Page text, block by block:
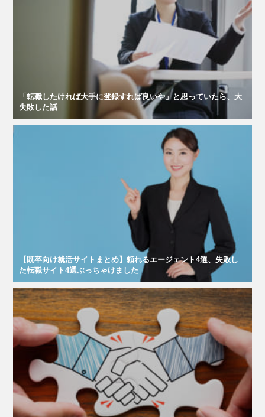
「転職したければ大手に登録すれば良いや」と思っていたら、大
失敗した話
【既卒向け就活サイトまとめ】頼れるエージェント4選、失敗し
た転職サイト4選ぶっちゃけました